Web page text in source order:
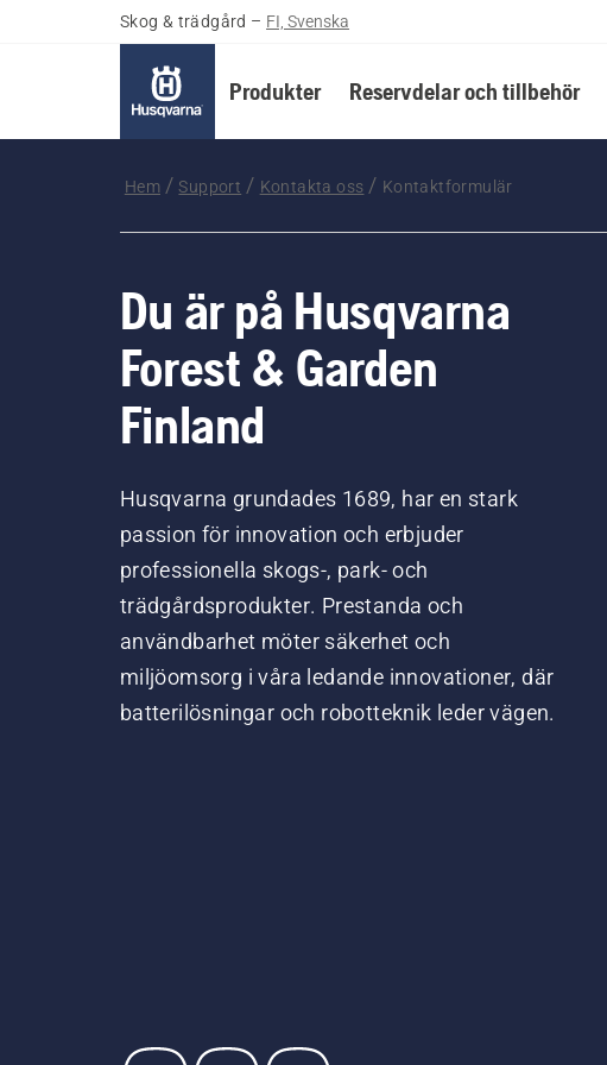
Skog & trädgård – FI, Svenska
Produkter Reservdelar och tillbehör
Hem Support Kontakta oss Kontaktformulär
Du är på Husqvarna
Forest & Garden
Finland
Husqvarna grundades 1689, har en stark
passion för innovation och erbjuder
professionella skogs-, park- och
trädgårdsprodukter. Prestanda och
användbarhet möter säkerhet och
miljöomsorg i våra ledande innovationer, där
batterilösningar och robotteknik leder vägen.